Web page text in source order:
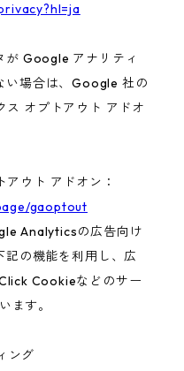
が Google アナリティ
い場合は、Google 社の
オプトアウト アドオ
ウト アドオン：
gaoptout
Analyticsの広告向け
記の機能を利用し、広
Cookieなどのサー
ます。
ング